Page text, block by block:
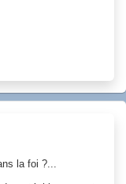
la foi ?...